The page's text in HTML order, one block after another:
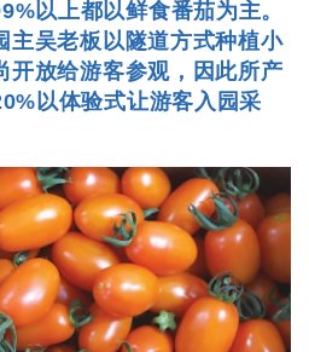
以上都以鲜食番茄为主。
主吴老板以隧道方式种植小
开放给游客参观，因此所产
以体验式让游客入园采